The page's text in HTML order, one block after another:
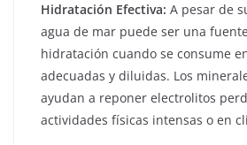
Hidratación Efectiva: A pesar de
agua de mar puede ser una
hidratación cuando se consume
adecuadas y diluidas. Los
ayudan a reponer electrolitos
actividades físicas intensas o en